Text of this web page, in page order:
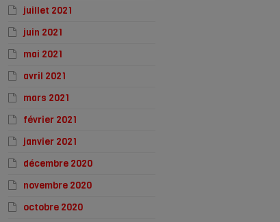
juillet 2021
juin 2021
mai 2021
avril 2021
mars 2021
février 2021
janvier 2021
décembre 2020
novembre 2020
octobre 2020